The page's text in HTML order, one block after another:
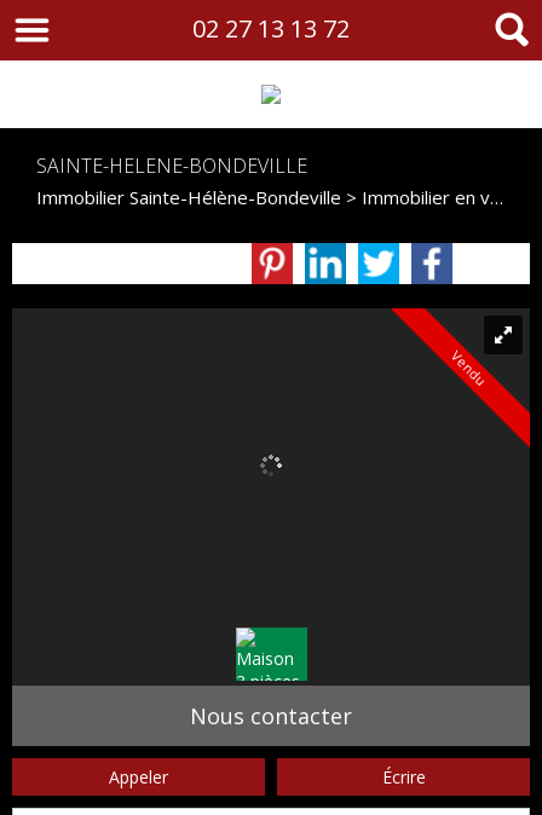
02 27 13 13 72
SAINTE-HELENE-BONDEVILLE
Immobilier Sainte-Hélène-Bondeville > Immobilier en vente Sainte-Hélène-Bondeville
Vendu
Nous contacter
Appeler Écrire